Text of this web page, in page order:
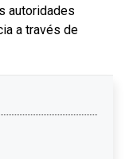
autoridades
a través de